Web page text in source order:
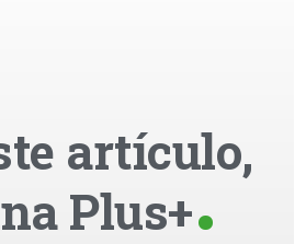
artículo,
Plus+